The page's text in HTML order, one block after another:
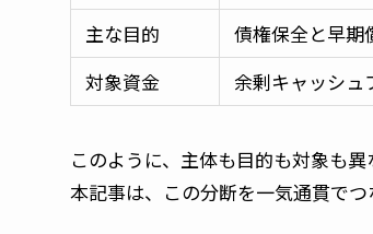
主な目的
債権保全と早期
対象資金
余剰キャッシュ
このように、主体も目的も対象も
本記事は、この分断を一気通貫でつ